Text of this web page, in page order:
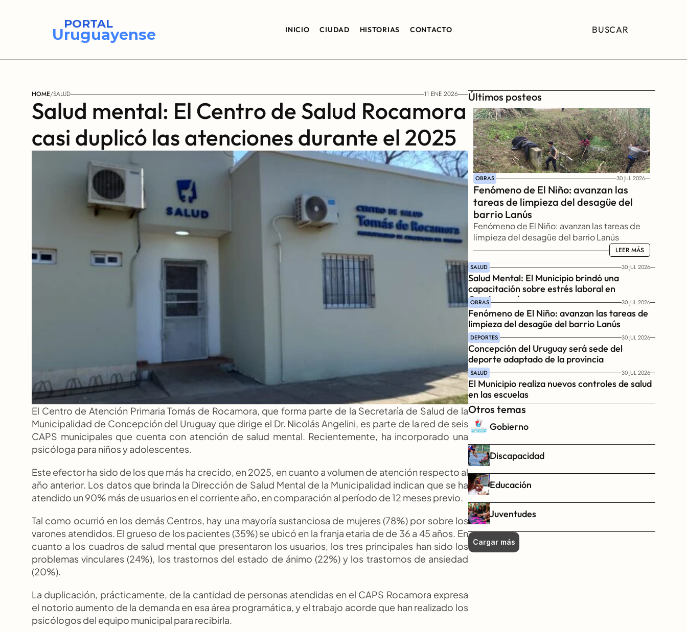
PORTAL
Uruguayense INICIO CIUDAD HISTORIAS CONTACTO BUSCAR
HOME/SALUD 11 ENE 2026
Salud mental: El Centro de Salud Rocamora
casi duplicó las atenciones durante el 2025
El Centro de Atención Primaria Tomás de Rocamora, que forma parte de la Secretaría de Salud de la
Municipalidad de Concepción del Uruguay que dirige el Dr. Nicolás Angelini, es parte de la red de seis
CAPS municipales que cuenta con atención de salud mental. Recientemente, ha incorporado una
psicóloga para niños y adolescentes.
Este efector ha sido de los que más ha crecido, en 2025, en cuanto a volumen de atención respecto al
año anterior. Los datos que brinda la Dirección de Salud Mental de la Municipalidad indican que se ha
atendido un 90% más de usuarios en el corriente año, en comparación al período de 12 meses previo.
Tal como ocurrió en los demás Centros, hay una mayoría sustanciosa de mujeres (78%) por sobre los
varones atendidos. El grueso de los pacientes (35%) se ubicó en la franja etaria de de 36 a 45 años. En
cuanto a los cuadros de salud mental que presentaron los usuarios, los tres principales han sido los
problemas vinculares (24%), los trastornos del estado de ánimo (22%) y los trastornos de ansiedad
(20%).
La duplicación, prácticamente, de la cantidad de personas atendidas en el CAPS Rocamora expresa
el notorio aumento de la demanda en esa área programática, y el trabajo acorde que han realizado los
psicólogos del equipo municipal para recibirla.
Últimos posteos
OBRAS 30 JUL 2026
Fenómeno de El Niño: avanzan las
tareas de limpieza del desagüe del
barrio Lanús
Fenómeno de El Niño: avanzan las tareas de
limpieza del desagüe del barrio Lanús
LEER MÁS
LEER MÁS
SALUD 30 JUL 2026
Salud Mental: El Municipio brindó una
capacitación sobre estrés laboral en
Gendarmería
OBRAS 30 JUL 2026
Fenómeno de El Niño: avanzan las tareas de
limpieza del desagüe del barrio Lanús
DEPORTES 30 JUL 2026
Concepción del Uruguay será sede del
deporte adaptado de la provincia
SALUD 30 JUL 2026
El Municipio realiza nuevos controles de salud
en las escuelas
Otros temas
Gobierno
Discapacidad
Educación
Juventudes
Cargar más